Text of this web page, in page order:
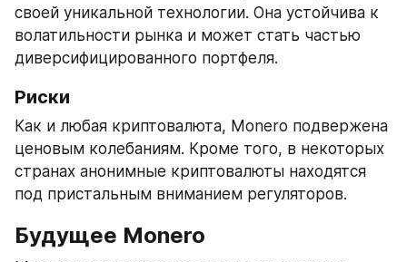
своей уникальной технологии. Она устойчива к
волатильности рынка и может стать частью
диверсифицированного портфеля.
Риски
Как и любая криптовалюта, Monero подвержена
ценовым колебаниям. Кроме того, в некоторых
странах анонимные криптовалюты находятся
под пристальным вниманием регуляторов.
Будущее Monero